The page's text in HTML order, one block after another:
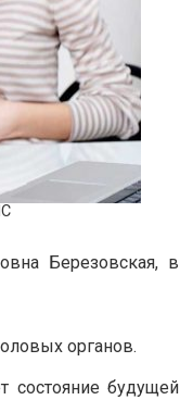
Березовская, в
органов.
состояние будущей